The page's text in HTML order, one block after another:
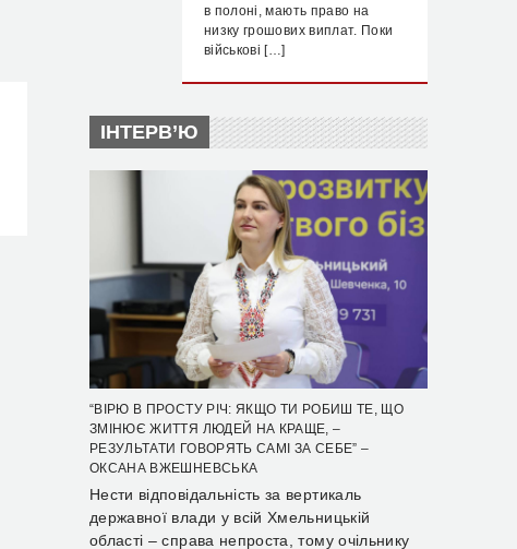
в полоні, мають право на
низку грошових виплат. Поки
військові […]
ІНТЕРВ’Ю
“ВІРЮ В ПРОСТУ РІЧ: ЯКЩО ТИ РОБИШ ТЕ, ЩО
ЗМІНЮЄ ЖИТТЯ ЛЮДЕЙ НА КРАЩЕ, –
РЕЗУЛЬТАТИ ГОВОРЯТЬ САМІ ЗА СЕБЕ” –
ОКСАНА ВЖЕШНЕВСЬКА
Нести відповідальність за вертикаль
державної влади у всій Хмельницькій
області – справа непроста, тому очільнику